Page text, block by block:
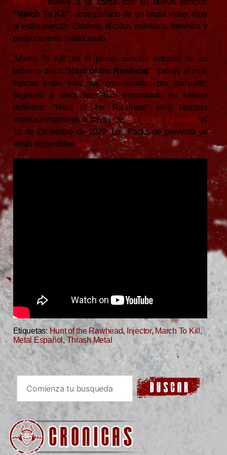
Injector, vuelve a la carga con su nuevo sencillo
“March To Kill”, acompañado de un brutal vídeo, muy
al estilo Injector: Extremo, técnico, melódico, frenético y
perfectamente balanceado.
“March To Kill” es el primer sencillo extraído de su
próximo disco “Hunt of the Rawhead”, trabajo el cual
Injector están más que emocionados por compartir,
llegando a decir que han encontrado su sonido
definitivo. “Hunt of the Rawhead” será lanzado
internacionalmente a través deArt Gates Records el
18 de Diciembre de 2020. Los Packs de preventa ya
están disponibles aquí.
Etiquetas: Hunt of the Rawhead, Injector, March To Kill,
Metal Español ,Thrash Metal